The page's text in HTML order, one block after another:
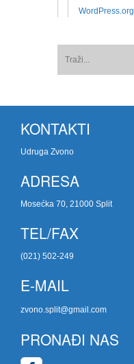
WordPress.org
KONTAKTI
Udruga Zvono
ADRESA
Mosećka 70, 21000 Split
TEL/FAX
(021) 502-249
E-MAIL
zvono.split@gmail.com
PRONAĐI NAS